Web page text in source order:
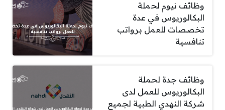
وظائف نيوم لحملة
البكالوريوس في عدة
تخصصات للعمل برواتب
تنافسية
وظائف جدة لحملة
البكالوريوس للعمل لدى
شركة النهدي الطبية لجميع